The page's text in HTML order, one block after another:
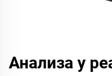
Анализа у